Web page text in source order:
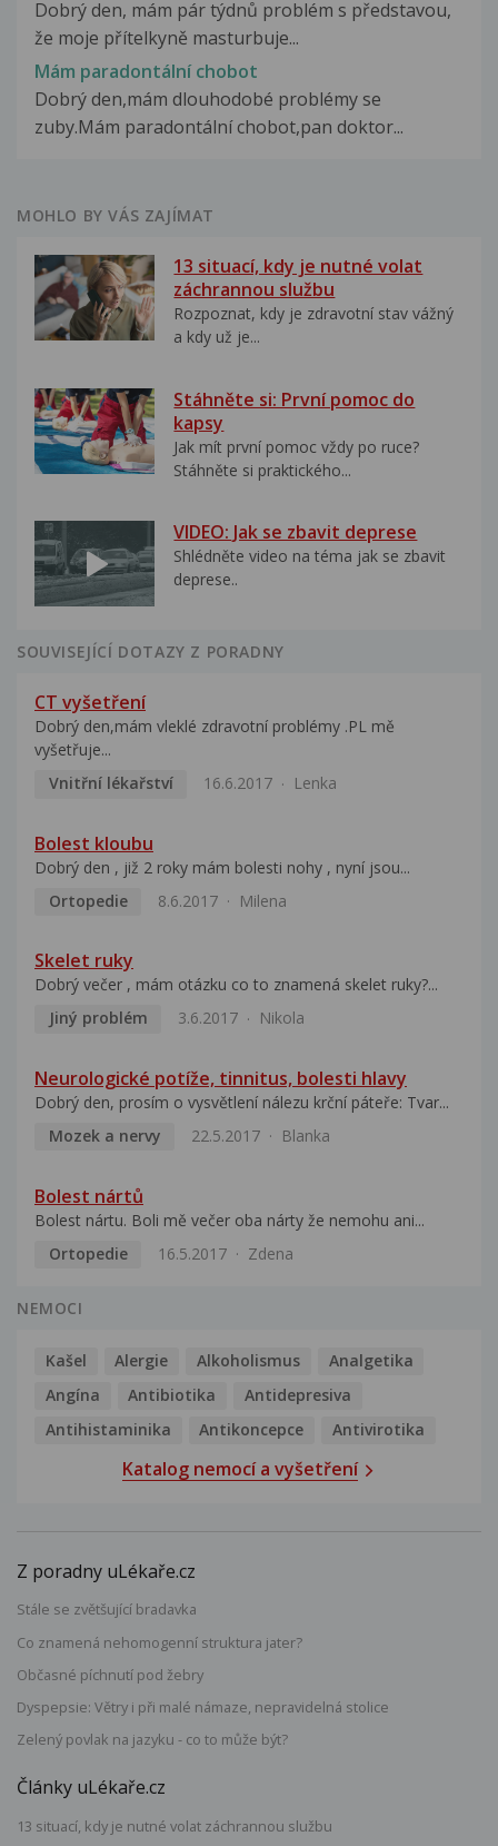
Dobrý den, mám pár týdnů problém s představou,
že moje přítelkyně masturbuje...
Mám paradontální chobot
Dobrý den,mám dlouhodobé problémy se
zuby.Mám paradontální chobot,pan doktor...
MOHLO BY VÁS ZAJÍMAT
13 situací, kdy je nutné volat
záchrannou službu
Rozpoznat, kdy je zdravotní stav vážný
a kdy už je...
Stáhněte si: První pomoc do
kapsy
Jak mít první pomoc vždy po ruce?
Stáhněte si praktického...
VIDEO: Jak se zbavit deprese
Shlédněte video na téma jak se zbavit
deprese..
SOUVISEJÍCÍ DOTAZY Z PORADNY
CT vyšetření
Dobrý den,mám vleklé zdravotní problémy .PL mě
vyšetřuje...
Vnitřní lékařství
16.6.2017 Lenka
Bolest kloubu
Dobrý den , již 2 roky mám bolesti nohy , nyní jsou...
Ortopedie
8.6.2017 Milena
Skelet ruky
Dobrý večer , mám otázku co to znamená skelet ruky?...
Jiný problém
3.6.2017 Nikola
Neurologické potíže, tinnitus, bolesti hlavy
Dobrý den, prosím o vysvětlení nálezu krční páteře: Tvar...
Mozek a nervy
22.5.2017 Blanka
Bolest nártů
Bolest nártu. Boli mě večer oba nárty že nemohu ani...
Ortopedie
16.5.2017 Zdena
NEMOCI
Kašel Alergie Alkoholismus
Analgetika
Angína
Antibiotika
Antidepresiva
Antihistaminika
Antikoncepce Antivirotika
Katalog nemocí a vyšetření
Z poradny uLékaře.cz
Stále se zvětšující bradavka
Co znamená nehomogenní struktura jater?
Občasné píchnutí pod žebry
Dyspepsie: Větry i při malé námaze, nepravidelná stolice
Zelený povlak na jazyku - co to může být?
Články uLékaře.cz
13 situací, kdy je nutné volat záchrannou službu